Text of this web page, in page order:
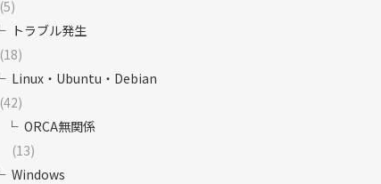
(5)
トラブル発生
(18)
Linux・Ubuntu・Debian
(42)
ORCA無関係
(13)
Windows